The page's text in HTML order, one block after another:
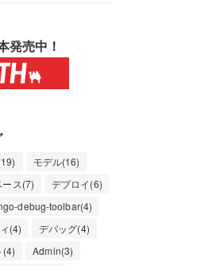
発売中！
モデル(16)
ス(7)
デプロイ(6)
debug-toolbar(4)
(4)
デバッグ(4)
(4)
Admin(3)